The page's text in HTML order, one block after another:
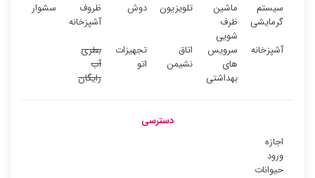
سیستم
گرمایشی
ماشین
ظرف
شویی
تلویزیون دوش
ظروف
آشپزخانه
سشوار
آشپزخانه
سرویس
های
بهداشتی
اتاق
نشیمن
تجهیزات
اتو
بطری
آب
رایگان
دسترسی
اجازه
ورود
حیوانات